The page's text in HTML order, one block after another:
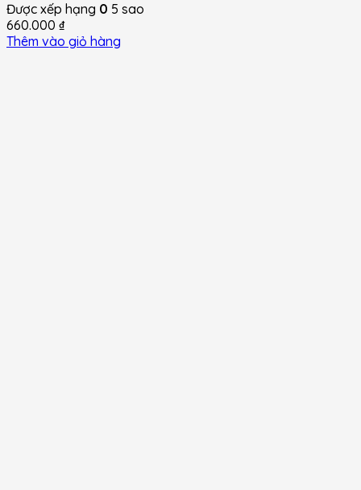
Được xếp hạng 0 5 sao
660.000 ₫
Thêm vào giỏ hàng